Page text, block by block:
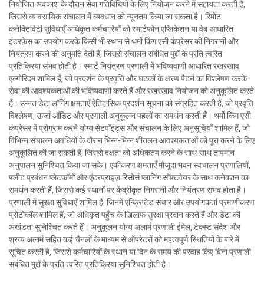
नियोजित अवकाश के दौरान सेवा गतिविधियों के लिए नियोजन करने में सहायता करती हैं,
जिससे व्यावसायिक संचालन में व्यवधान को न्यूनतम किया जा सकता है। रिमोट
कनेक्टिविटी सुविधाएँ अधिकृत कर्मचारियों को स्मार्टफोन एप्लिकेशन या वेब-आधारित
इंटरफ़ेस का उपयोग करके किसी भी स्थान से थर्मो किंग एसी कंप्रेसर की निगरानी और
नियंत्रण करने की अनुमति देती हैं, जिससे संचालन संबंधित मुद्दों के प्रति त्वरित
प्रतिक्रिया संभव होती है। स्मार्ट नियंत्रण प्रणाली में भविष्यवाणी आधारित रखरखाव
एल्गोरिदम शामिल हैं, जो प्रदर्शन के प्रवृत्ति और घटकों के क्षरण पैटर्न का विश्लेषण करके
सेवा की आवश्यकताओं की भविष्यवाणी करते हैं और रखरखाव नियोजन को अनुकूलित करते
हैं। उन्नत डेटा लॉगिंग क्षमताएँ ऐतिहासिक प्रदर्शन सूचना को संग्रहित करती हैं, जो प्रवृत्ति
विश्लेषण, ऊर्जा ऑडिट और प्रणाली अनुकूलन पहलों का समर्थन करती हैं। थर्मो किंग एसी
कंप्रेसर में प्रोग्राम करने योग्य सेटपॉइंट्स और संचालन के लिए अनुसूचियाँ शामिल हैं, जो
विभिन्न संचालन अवधियों के दौरान भिन्न-भिन्न शीतलन आवश्यकताओं को पूरा करने के लिए
अनुकूलित की जा सकती हैं, जिससे दक्षता को अधिकतम करने के साथ-साथ तापमान
अनुपालन सुनिश्चित किया जा सके। एकीकरण क्षमताएँ मौजूदा भवन स्वचालन प्रणालियों,
फ्लीट प्रबंधन प्लेटफ़ॉर्मों और एंटरप्राइज़ रिसोर्स प्लानिंग सॉफ़्टवेयर के साथ कनेक्शन का
समर्थन करती हैं, जिससे कई स्थानों पर केंद्रीकृत निगरानी और नियंत्रण संभव होता है।
प्रणाली में सुरक्षा सुविधाएँ शामिल हैं, जिनमें एन्क्रिप्टेड संचार और उपयोगकर्ता प्रमाणीकरण
प्रोटोकॉल शामिल हैं, जो अधिकृत पहुँच के खिलाफ सुरक्षा प्रदान करते हैं और डेटा की
अखंडता सुनिश्चित करते हैं। अनुकूलन योग्य अलार्म प्रणाली ईमेल, टेक्स्ट संदेश और
श्रव्य अलार्म सहित कई चैनलों के माध्यम से ऑपरेटरों को महत्वपूर्ण स्थितियों के बारे में
सूचित करती है, जिससे कर्मचारियों के स्थान या दिन के समय की परवाह किए बिना प्रणाली
संबंधित मुद्दों के प्रति त्वरित प्रतिक्रिया सुनिश्चित होती है।